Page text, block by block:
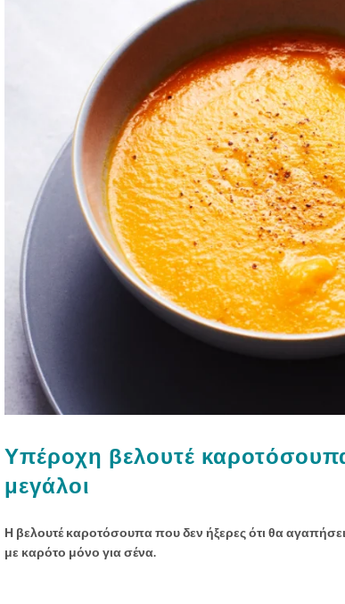
Υπέροχη βελουτέ
μεγάλοι
Η βελουτέ καροτόσουπα που δεν ήξερες ότι θα
με καρότο μόνο για σένα.